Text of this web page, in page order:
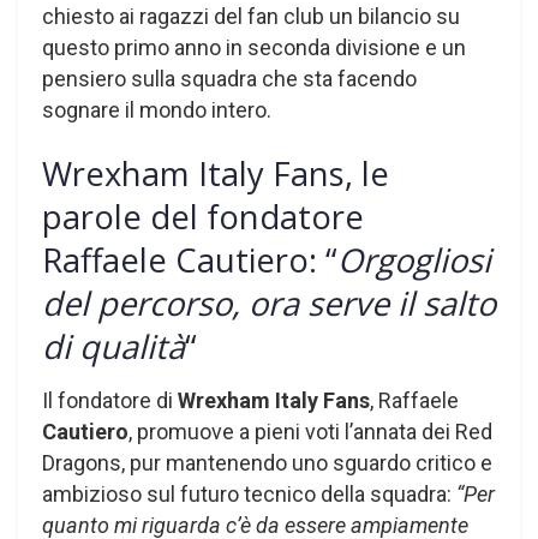
chiesto ai ragazzi del fan club un bilancio su
questo primo anno in seconda divisione e un
pensiero sulla squadra che sta facendo
sognare il mondo intero.
Wrexham Italy Fans, le
parole del fondatore
Raffaele Cautiero: “Orgogliosi
del percorso, ora serve il salto
di qualità“
Il fondatore di Wrexham Italy Fans, Raffaele
Cautiero, promuove a pieni voti l’annata dei Red
Dragons, pur mantenendo uno sguardo critico e
ambizioso sul futuro tecnico della squadra: “Per
quanto mi riguarda c’è da essere ampiamente